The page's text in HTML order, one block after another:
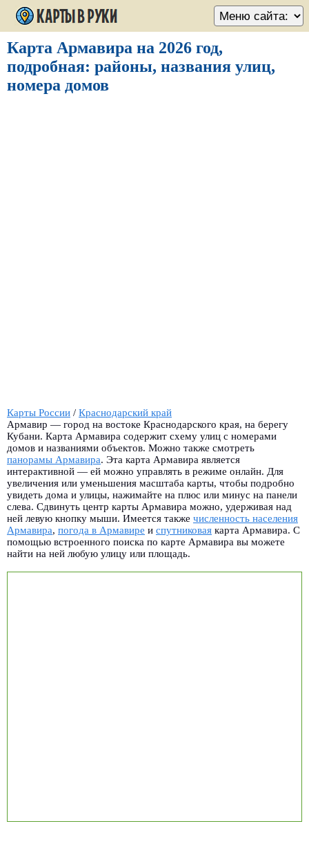
Карта Армавира на 2026 год,
подробная: районы, названия улиц,
номера домов
Карты России / Краснодарский край
Армавир — город на востоке Краснодарского края, на берегу
Кубани. Карта Армавира содержит схему улиц с номерами
домов и названиями объектов. Можно также смотреть
панорамы Армавира. Эта карта Армавира является
интерактивной — ей можно управлять в режиме онлайн. Для
увеличения или уменьшения масштаба карты, чтобы подробно
увидеть дома и улицы, нажимайте на плюс или минус на панели
слева. Сдвинуть центр карты Армавира можно, удерживая над
ней левую кнопку мыши. Имеется также численность населения
Армавира, погода в Армавире и спутниковая карта Армавира. С
помощью встроенного поиска по карте Армавира вы можете
найти на ней любую улицу или площадь.